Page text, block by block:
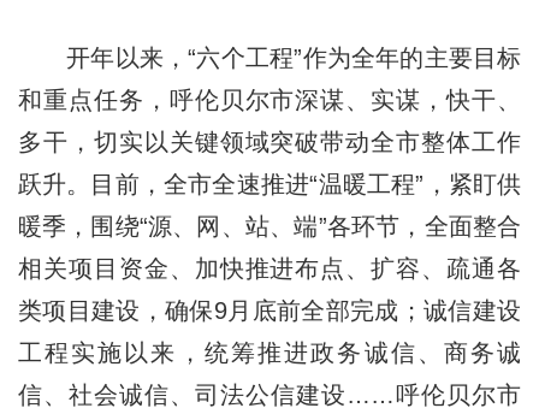
开年以来，“六个工程”作为全年的主要目标
和重点任务，呼伦贝尔市深谋、实谋，快干、
多干，切实以关键领域突破带动全市整体工作
跃升。目前，全市全速推进“温暖工程”，紧盯供
暖季，围绕“源、网、站、端”各环节，全面整合
相关项目资金、加快推进布点、扩容、疏通各
类项目建设，确保9月底前全部完成；诚信建设
工程实施以来，统筹推进政务诚信、商务诚
信、社会诚信、司法公信建设……呼伦贝尔市